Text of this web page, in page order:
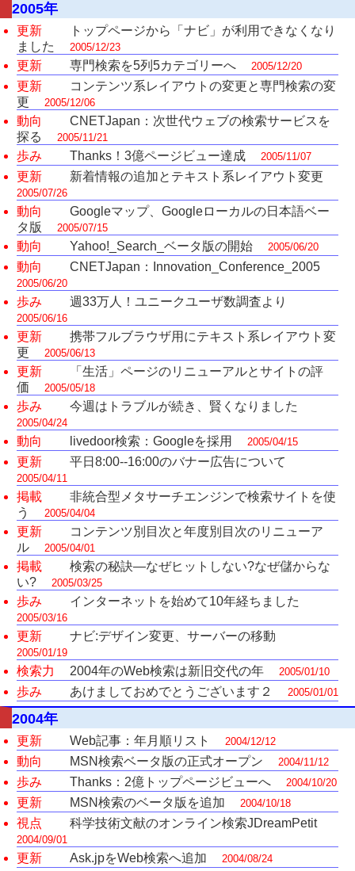
2005年
更新
トップページから「ナビ」が利用できなくなり
ました
2005/12/23
更新 専門検索を5列5カテゴリーへ 2005/12/20
更新
コンテンツ系レイアウトの変更と専門検索の変
更
2005/12/06
動向
CNETJapan：次世代ウェブの検索サービスを
探る
2005/11/21
歩み Thanks！3億ページビュー達成 2005/11/07
更新 新着情報の追加とテキスト系レイアウト変更
2005/07/26
動向
Googleマップ、Googleローカルの日本語ベー
タ版
2005/07/15
動向 Yahoo!_Search_ベータ版の開始 2005/06/20
動向 CNETJapan：Innovation_Conference_2005
2005/06/20
歩み 週33万人！ユニークユーザ数調査より
2005/06/16
更新
携帯フルブラウザ用にテキスト系レイアウト変
更
2005/06/13
更新
「生活」ページのリニューアルとサイトの評
価
2005/05/18
歩み 今週はトラブルが続き、賢くなりました
2005/04/24
動向 livedoor検索：Googleを採用 2005/04/15
更新 平日8:00--16:00のバナー広告について
2005/04/11
掲載
非統合型メタサーチエンジンで検索サイトを使
う
2005/04/04
更新
コンテンツ別目次と年度別目次のリニューア
ル
2005/04/01
掲載
検索の秘訣―なぜヒットしない?なぜ儲からな
い?
2005/03/25
歩み インターネットを始めて10年経ちました
2005/03/16
更新 ナビ:デザイン変更、サーバーの移動
2005/01/19
検索力 2004年のWeb検索は新旧交代の年 2005/01/10
歩み あけましておめでとうございます２ 2005/01/01
2004年
更新 Web記事：年月順リスト 2004/12/12
動向 MSN検索ベータ版の正式オープン 2004/11/12
歩み Thanks：2億トップページビューへ 2004/10/20
更新 MSN検索のベータ版を追加 2004/10/18
視点 科学技術文献のオンライン検索JDreamPetit
2004/09/01
更新 Ask.jpをWeb検索へ追加 2004/08/24